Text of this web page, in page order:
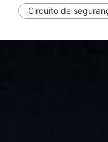
Circuito de